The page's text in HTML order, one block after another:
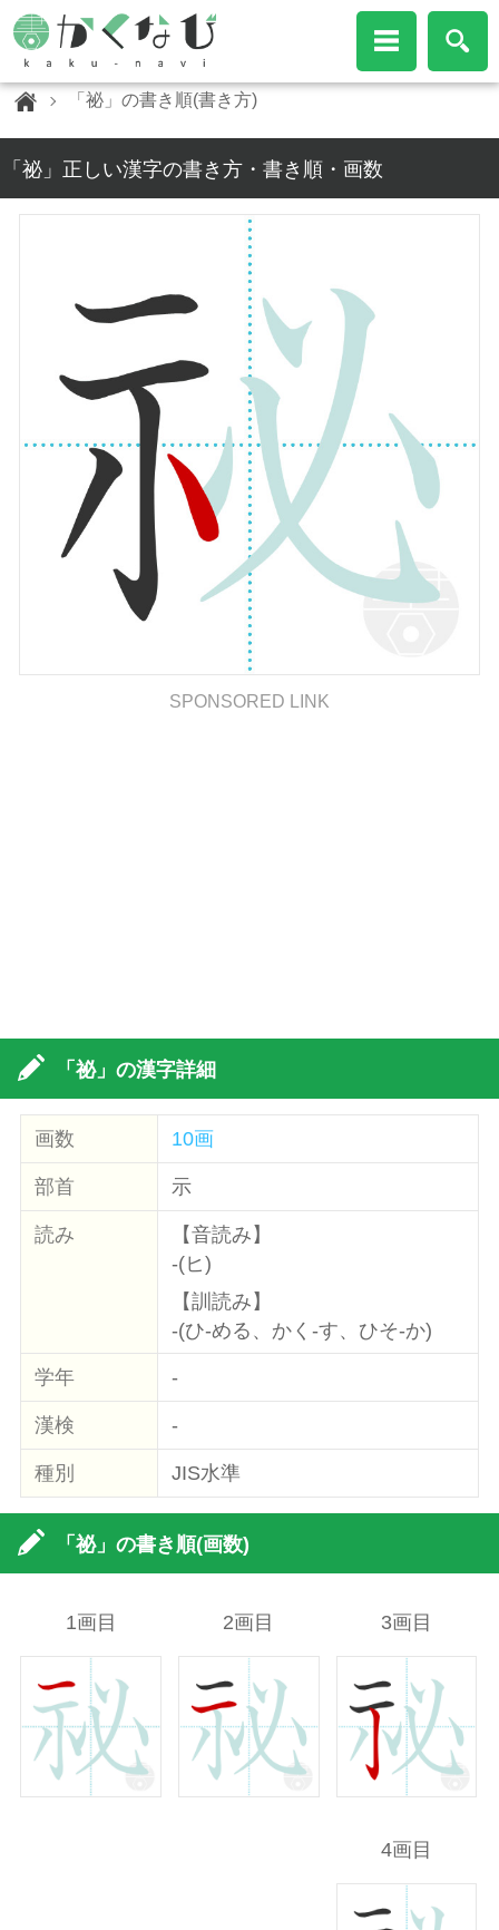
「祕」の書き順(書き方)
「祕」正しい漢字の書き方・書き順・画数
SPONSORED LINK
「祕」の漢字詳細
画数 10画
部首 示
読み
【音読み】
-(ヒ)
【訓読み】
-(ひ-める、かく-す、ひそ-か)
学年 -
漢検 -
種別 JIS水準
「祕」の書き順(画数)
1画目 2画目 3画目
4画目